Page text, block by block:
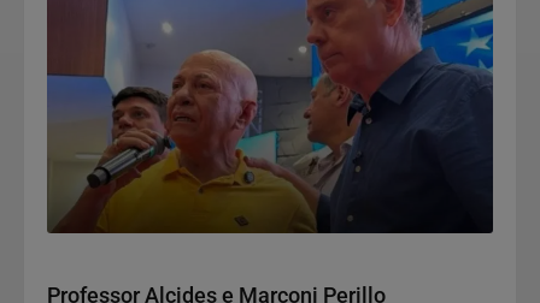
Professor Alcides e Marconi Perillo